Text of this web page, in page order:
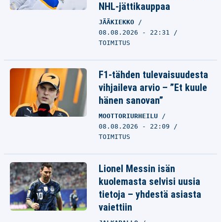
NHL-jättikauppaa
JÄÄKIEKKO
08.08.2026 - 22:31
TOIMITUS
F1-tähden tulevaisuudesta
vihjaileva arvio – ”Et kuule
hänen sanovan”
MOOTTORIURHEILU
08.08.2026 - 22:09
TOIMITUS
Lionel Messin isän
kuolemasta selvisi uusia
tietoja – yhdestä asiasta
vaiettiin